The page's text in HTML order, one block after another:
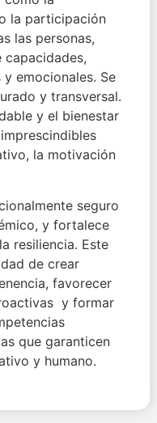
la participación
las personas,
emocionales. Se
y transversal.
y el bienestar
la motivación
seguro
y fortalece
resiliencia. Este
de crear
favorecer
y formar
que garanticen
y humano.